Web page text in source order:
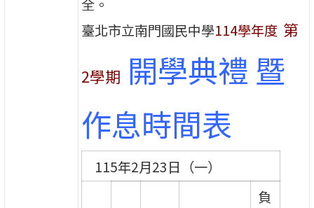
全。
臺北市立南門國民中學114學年度 第
2學期 開學典禮 暨
作息時間表
115年2月23日（一）
負